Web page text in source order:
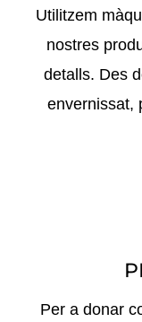
Utilitzem
nostres
detalls. Des
envernissat,
Per a donar